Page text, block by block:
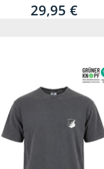
29,95 €